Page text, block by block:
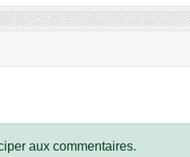
aux commentaires.